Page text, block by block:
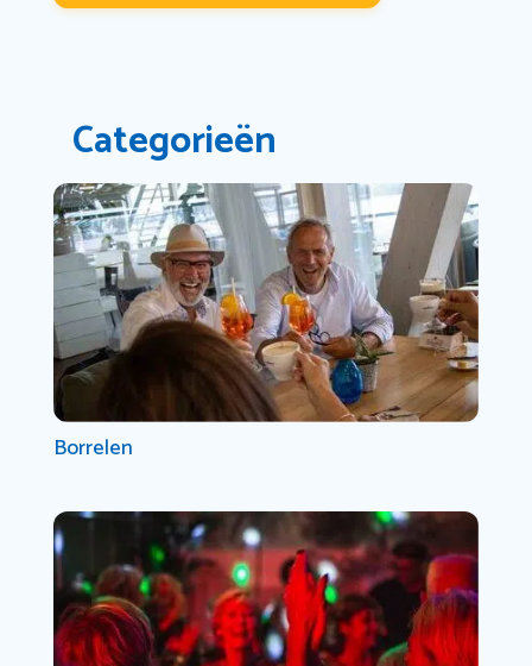
Categorieën
Borrelen